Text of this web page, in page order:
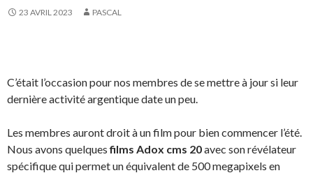
23 AVRIL 2023 PASCAL
C’était l’occasion pour nos membres de se mettre à jour si leur
dernière activité argentique date un peu.
Les membres auront droit à un film pour bien commencer l’été.
Nous avons quelquesfilms Adox cms 20avec son révélateur
spécifique qui permet un équivalent de 500 megapixels en